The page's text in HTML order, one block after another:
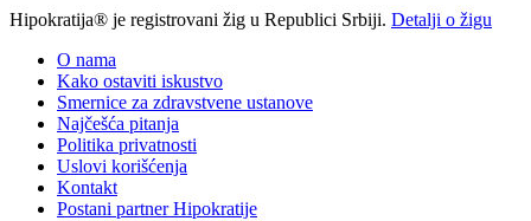
Hipokratija® je registrovani žig u Republici Srbiji. Detalji o žigu
O nama
Kako ostaviti iskustvo
Smernice za zdravstvene ustanove
Najčešća pitanja
Politika privatnosti
Uslovi korišćenja
Kontakt
Postani partner Hipokratije